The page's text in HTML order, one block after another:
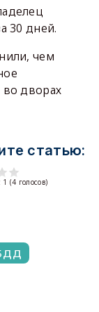
30 дней.
чем
дворах
статью:
1 (4 голосов)